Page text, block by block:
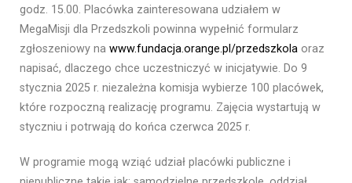
godz. 15.00. Placówka zainteresowana udziałem w
MegaMisji dla Przedszkoli powinna wypełnić formularz
zgłoszeniowy na www.fundacja.orange.pl/przedszkola oraz
napisać, dlaczego chce uczestniczyć w inicjatywie. Do 9
stycznia 2025 r. niezależna komisja wybierze 100 placówek,
które rozpoczną realizację programu. Zajęcia wystartują w
styczniu i potrwają do końca czerwca 2025 r.
W programie mogą wziąć udział placówki publiczne i